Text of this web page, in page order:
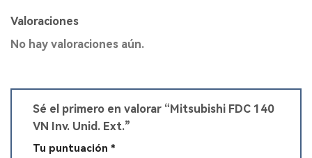
Valoraciones
No hay valoraciones aún.
Sé el primero en valorar “Mitsubishi FDC 140
VN Inv. Unid. Ext.”
Tu puntuación *